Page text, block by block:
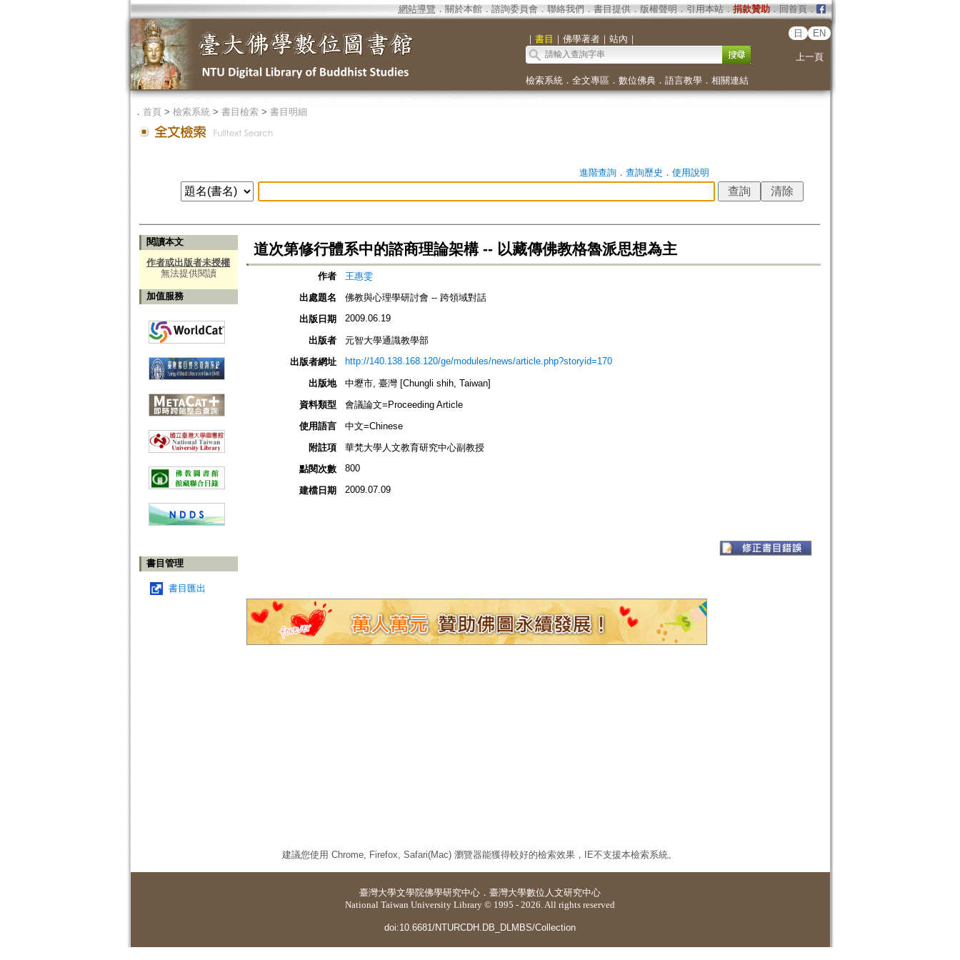
網站導覽 ． 關於本館． 諮詢委員會． 聯絡我們 ． 書目提供． 版權聲明 ． 引用本站． 捐款贊助．回首頁．
｜ 書目 ｜ 佛學著者｜ 站內 ｜
日 EN
上一頁
檢索系統． 全文專區 ． 數位佛典． 語言教學． 相關連結
． 首頁> 檢索系統> 書目檢索> 書目明細
進階查詢． 查詢歷史 ． 使用說明
閱讀本文
作者或出版者未授權
無法提供閱讀
加值服務
書目管理
書目匯出
道次第修行體系中的諮商理論架構 -- 以藏傳佛教格魯派思想為主
作者
王惠雯
出處題名
佛教與心理學研討會 -- 跨領域對話
出版日期
2009.06.19
出版者
元智大學通識教學部
出版者網址
http://140.138.168.120/ge/modules/news/article.php?storyid=170
出版地
中壢市, 臺灣 [Chungli shih, Taiwan]
資料類型
會議論文=Proceeding Article
使用語言
中文=Chinese
附註項
華梵大學人文教育研究中心副教授
點閱次數
800
建檔日期 2009.07.09
建議您使用 Chrome, Firefox, Safari(Mac) 瀏覽器能獲得較好的檢索效果，IE不支援本檢索系統。
臺灣大學文學院佛學研究中心 ． 臺灣大學數位人文研究中心
National Taiwan University Library © 1995 - 2026. All rights reserved
doi:10.6681/NTURCDH.DB_DLMBS/Collection